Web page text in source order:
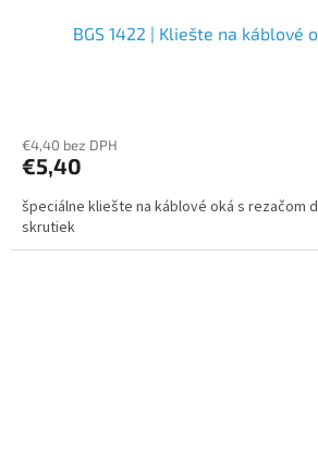
BGS 1422 | Kliešte na káblové
€4,40 bez DPH
€5,40
špeciálne kliešte na káblové oká s rezačom
skrutiek